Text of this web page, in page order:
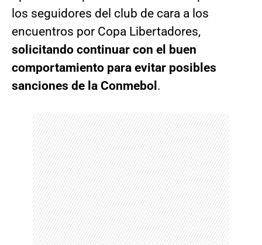
los seguidores del club de cara a los
encuentros por Copa Libertadores,
solicitando continuar con el buen
comportamiento para evitar posibles
sanciones de la Conmebol .